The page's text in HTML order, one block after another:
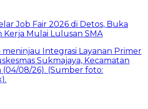
Job Fair 2026 di Detos, Buka
Kerja Mulai Lulusan SMA